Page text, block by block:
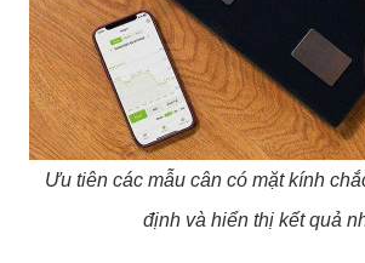
Ưu tiên các mẫu cân có mặt kính
định và hiển thị kết quả